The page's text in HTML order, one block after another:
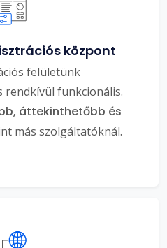
központ
felületünk
rendkívül funkcionális.
áttekinthetőbb és
más szolgáltatóknál.